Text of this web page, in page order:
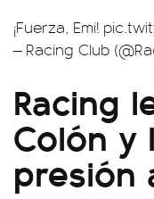
¡Fuerza, Emi!
— Racing Club
Racing
Colón y
presión